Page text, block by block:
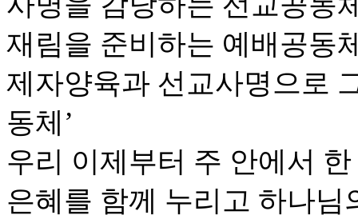
재림을 준비하는 예배공동
제자양육과 선교사명으로
동체’
우리 이제부터 주 안에서
은혜를 함께 누리고 하나님